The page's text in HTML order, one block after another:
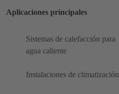
Aplicaciones principales
Sistemas de calefacción para
agua caliente
Instalaciones de climatización